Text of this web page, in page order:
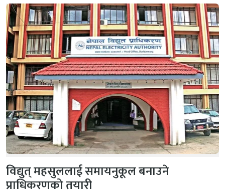
विद्युत् महसुललाई समायनुकूल बनाउने
प्राधिकरणको तयारी